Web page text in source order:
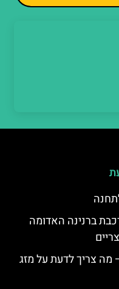
ברנינה האדומה
מה צריך לדעת על מזג